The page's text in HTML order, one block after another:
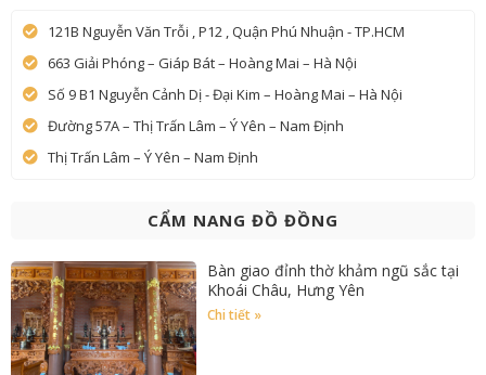
121B Nguyễn Văn Trỗi , P12 , Quận Phú Nhuận - TP.HCM
663 Giải Phóng – Giáp Bát – Hoàng Mai – Hà Nội
Số 9 B1 Nguyễn Cảnh Dị - Đại Kim – Hoàng Mai – Hà Nội
Đường 57A – Thị Trấn Lâm – Ý Yên – Nam Định
Thị Trấn Lâm – Ý Yên – Nam Định
CẨM NANG ĐỒ ĐỒNG
Bàn giao đỉnh thờ khảm ngũ sắc tại
Khoái Châu, Hưng Yên
Chi tiết »